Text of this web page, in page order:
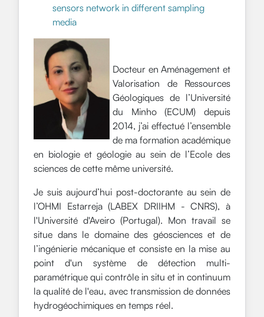
sensors network in different sampling
media
Docteur en Aménagement et
Valorisation de Ressources
Géologiques de l’Université
du Minho (ECUM) depuis
2014, j’ai effectué l’ensemble
de ma formation académique
en biologie et géologie au sein de l’Ecole des
sciences de cette même université.
Je suis aujourd’hui post-doctorante au sein de
l’OHMI Estarreja (LABEX DRIIHM - CNRS), à
l'Université d'Aveiro (Portugal). Mon travail se
situe dans le domaine des géosciences et de
l’ingénierie mécanique et consiste en la mise au
point d'un système de détection multi-
paramétrique qui contrôle in situ et in continuum
la qualité de l'eau, avec transmission de données
hydrogéochimiques en temps réel.